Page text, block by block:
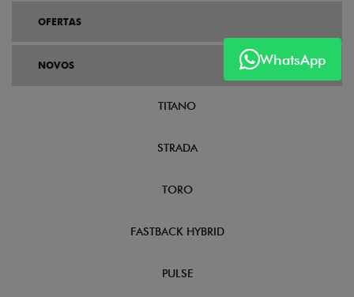
WhatsApp
OFERTAS
NOVOS
TITANO
STRADA
TORO
FASTBACK HYBRID
PULSE